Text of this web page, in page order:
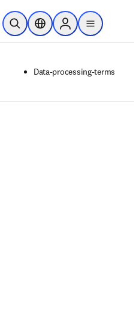
Ouvrir la recherche
Sélecteur de localisation
Sign in to products
menu
Data-processing-terms